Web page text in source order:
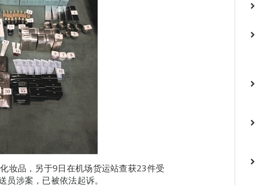
妆品，另于9日在机场货运站查获23件受
涉案，已被依法起诉。